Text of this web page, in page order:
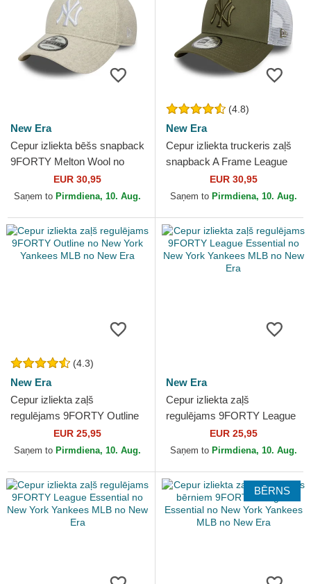
New Era
Cepur izliekta bēšs snapback
9FORTY Melton Wool no
New York Yankees MLB no
New Era
EUR 30,95
Saņem to Pirmdiena, 10. Aug.
(4.8)
New Era
Cepur izliekta truckeris zaļš
snapback A Frame League
Essential no New York
Yankees MLB no New Era
EUR 30,95
Saņem to Pirmdiena, 10. Aug.
(4.3)
New Era
Cepur izliekta zaļš
regulējams 9FORTY Outline
no New York Yankees MLB
no New Era
EUR 25,95
Saņem to Pirmdiena, 10. Aug.
New Era
Cepur izliekta zaļš
regulējams 9FORTY League
Essential no New York
Yankees MLB no New Era
EUR 25,95
Saņem to Pirmdiena, 10. Aug.
BĒRNS